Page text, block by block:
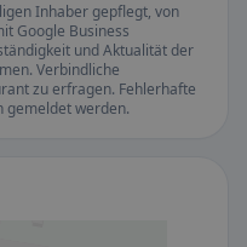
Inhaber gepflegt, von
Google Business
und Aktualität der
Verbindliche
zu erfragen. Fehlerhafte
gemeldet werden.